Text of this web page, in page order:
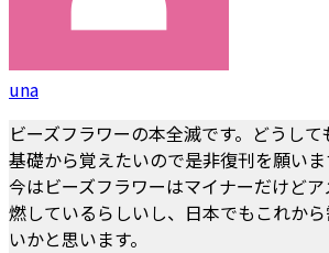
una
ビーズフラワーの本全滅です。どうし
基礎から覚えたいので是非復刊を願いま
今はビーズフラワーはマイナーだけど
燃しているらしいし、日本でもこれか
いかと思います。